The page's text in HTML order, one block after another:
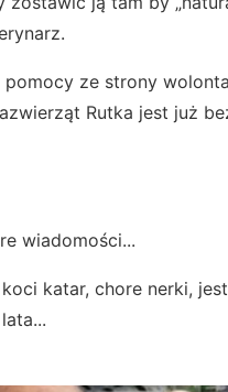
ze strony
Rutka jest już
wiadomości...
katar, chore nerki,